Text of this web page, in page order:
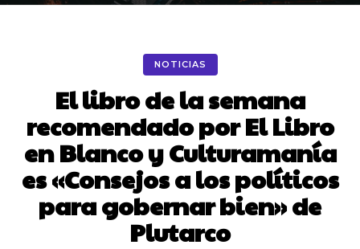
NOTICIAS
El libro de la semana
recomendado por El Libro
en Blanco y Culturamanía
es «Consejos a los políticos
para gobernar bien» de
Plutarco